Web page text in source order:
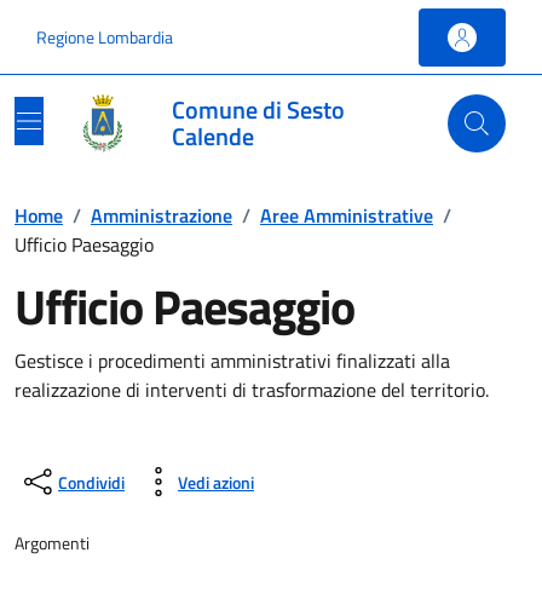
Regione Lombardia
Comune di Sesto
Calende
Home / Amministrazione / Aree Amministrative /
Ufficio Paesaggio
Ufficio Paesaggio
Gestisce i procedimenti amministrativi finalizzati alla
realizzazione di interventi di trasformazione del territorio.
Condividi Vedi azioni
Argomenti